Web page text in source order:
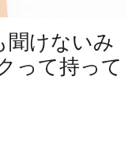
聞けないみ
って持って